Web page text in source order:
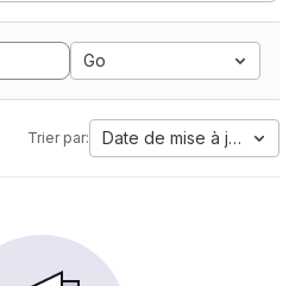
Go
Trier par: Date de mise à jour